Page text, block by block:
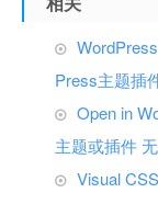
Press主题插
Open in
主题或插件
Visual